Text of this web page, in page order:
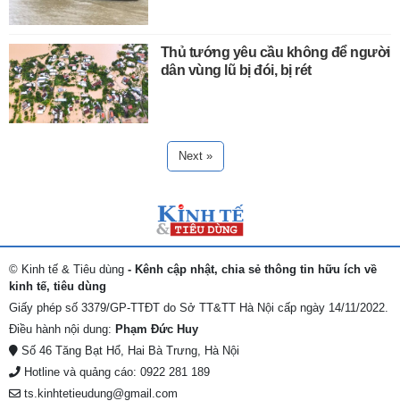
Thủ tướng yêu cầu không để người
dân vùng lũ bị đói, bị rét
Next »
© Kinh tế & Tiêu dùng - Kênh cập nhật, chia sẻ thông tin hữu ích về
kinh tế, tiêu dùng
Giấy phép số 3379/GP-TTĐT do Sở TT&TT Hà Nội cấp ngày 14/11/2022.
Điều hành nội dung: Phạm Đức Huy
Số 46 Tăng Bạt Hổ, Hai Bà Trưng, Hà Nội
Hotline và quảng cáo: 0922 281 189
ts.kinhtetieudung@gmail.com